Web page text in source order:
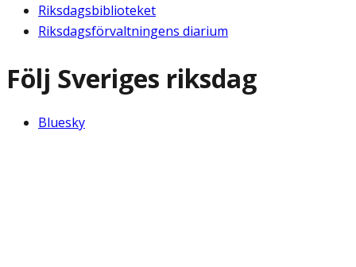
Riksdagsbiblioteket
Riksdagsförvaltningens diarium
Följ Sveriges riksdag
Bluesky